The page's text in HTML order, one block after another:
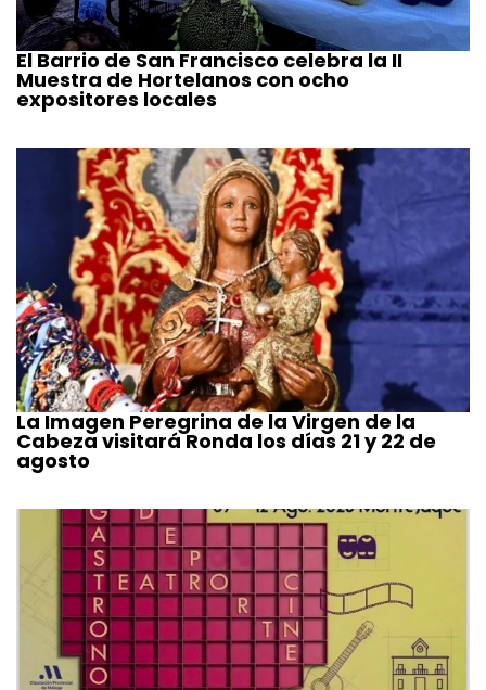
El Barrio de San Francisco celebra la II
Muestra de Hortelanos con ocho
expositores locales
La Imagen Peregrina de la Virgen de la
Cabeza visitará Ronda los días 21 y 22 de
agosto